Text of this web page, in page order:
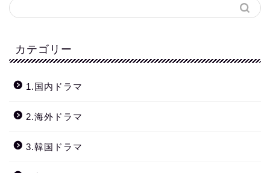
カテゴリー
1.国内ドラマ
2.海外ドラマ
3.韓国ドラマ